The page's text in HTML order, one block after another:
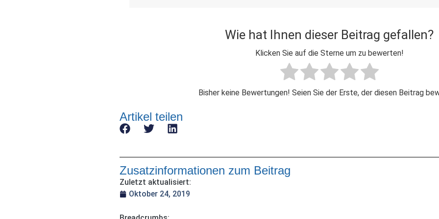
Wie hat Ihnen dieser Beitrag gefallen?
Klicken Sie auf die Sterne um zu bewerten!
Bisher keine Bewertungen! Seien Sie der Erste, der diesen Beitrag
Artikel teilen
Zusatzinformationen zum Beitrag
Zuletzt aktualisiert:
Oktober 24, 2019